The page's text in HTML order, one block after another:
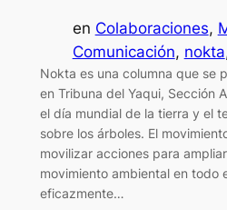
en Colaboraciones,
Comunicación, nokta
Nokta es una columna que se
en Tribuna del Yaqui, Sección
el día mundial de la tierra y el
sobre los árboles. El
movilizar acciones para
movimiento ambiental en todo
eficazmente…